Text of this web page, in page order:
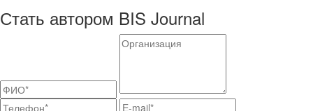
Стать автором BIS Journal